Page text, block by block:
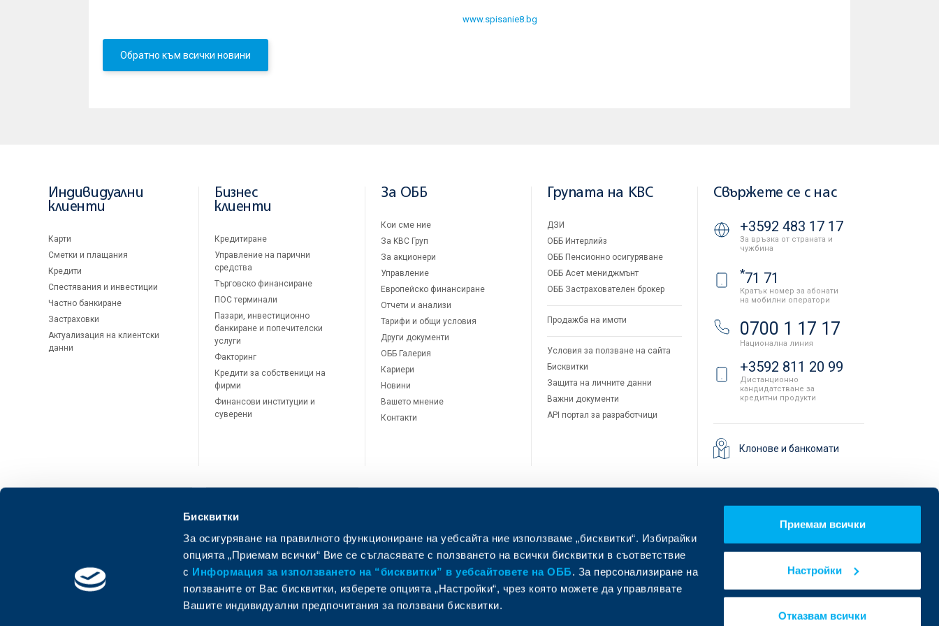
Бисквитки
За осигуряване на правилното функциониране на уебсайта ние използваме „бисквитки“. Избирайки
опцията „Приемам всички“ Вие се съгласявате с ползването на всички бисквитки в съответствие
с Информация за използването на “бисквитки” в уебсайтовете на ОББ. За персонализиране на
ползваните от Вас бисквитки, изберете опцията „Настройки“, чрез която можете да управлявате
Вашите индивидуални предпочитания за ползвани бисквитки.
Приемам всички
Настройки
Отказвам всички
www.spisanie8.bg
Обратно към всички новини
Индивидуални
клиенти
Карти
Сметки и плащания
Кредити
Спестявания и инвестиции
Частно банкиране
Застраховки
Актуализация на клиентски
данни
Бизнес
клиенти
Кредитиране
Управление на парични
средства
Търговско финансиране
ПОС терминали
Пазари, инвестиционно
банкиране и попечителски
услуги
Факторинг
Кредити за собственици на
фирми
Финансови институции и
суверени
За ОББ
Кои сме ние
За KBC Груп
За акционери
Управление
Европейско финансиране
Отчети и анализи
Тарифи и общи условия
Други документи
ОББ Галерия
Кариери
Новини
Вашето мнение
Контакти
Групата на KBC
ДЗИ
ОББ Интерлийз
ОББ Пенсионно осигуряване
ОББ Асет мениджмънт
ОББ Застрахователен брокер
Продажба на имоти
Условия за ползване на сайта
Бисквитки
Защита на личните данни
Важни документи
API портал за разработчици
Свържете се с нас
+3592 483 17 17
За връзка от страната и
чужбина
*71 71
Кратък номер за абонати
на мобилни оператори
0700 1 17 17
Национална линия
+3592 811 20 99
Дистанционно
кандидатстване за
кредитни продукти
Клонове и банкомати
ОББ Мобайл
Намерете ни в социалните мрежи: